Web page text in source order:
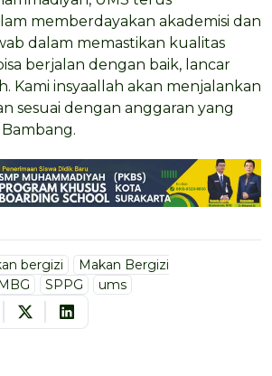
memberdayakan akademisi dan
dalam memastikan kualitas
berjalan dengan baik, lancar
Kami insyaallah akan menjalankan
sesuai dengan anggaran yang
Bambang.
bergizi
Makan Bergizi
SPPG ums